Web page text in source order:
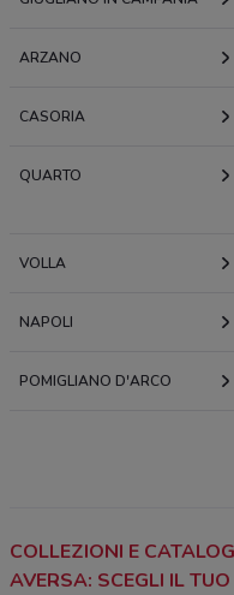
ARZANO
CASORIA
QUARTO
VOLLA
NAPOLI
POMIGLIANO D'ARCO
COLLEZIONI E
AVERSA: SCEGLI IL